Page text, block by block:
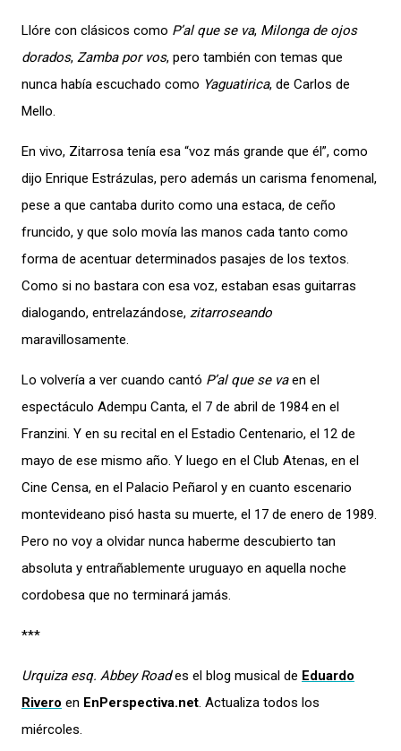
Llóre con clásicos como P’al que se va, Milonga de ojos
dorados, Zamba por vos, pero también con temas que
nunca había escuchado como Yaguatirica, de Carlos de
Mello.
En vivo, Zitarrosa tenía esa “voz más grande que él”, como
dijo Enrique Estrázulas, pero además un carisma fenomenal,
pese a que cantaba durito como una estaca, de ceño
fruncido, y que solo movía las manos cada tanto como
forma de acentuar determinados pasajes de los textos.
Como si no bastara con esa voz, estaban esas guitarras
dialogando, entrelazándose, zitarroseando
maravillosamente.
Lo volvería a ver cuando cantó P’al que se vaen el
espectáculo Adempu Canta, el 7 de abril de 1984 en el
Franzini. Y en su recital en el Estadio Centenario, el 12 de
mayo de ese mismo año. Y luego en el Club Atenas, en el
Cine Censa, en el Palacio Peñarol y en cuanto escenario
montevideano pisó hasta su muerte, el 17 de enero de 1989.
Pero no voy a olvidar nunca haberme descubierto tan
absoluta y entrañablemente uruguayo en aquella noche
cordobesa que no terminará jamás.
***
Urquiza esq. Abbey Roades el blog musical de Eduardo
Rivero en EnPerspectiva.net. Actualiza todos los
miércoles.